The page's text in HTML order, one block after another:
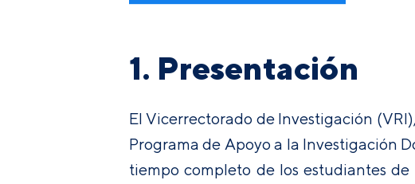
1. Presentación
El Vicerrectorado de Investigación
Programa de Apoyo a la Investigación
tiempo completo de los estudiantes